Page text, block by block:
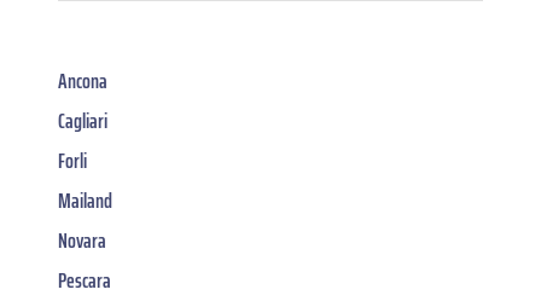
Ancona
Cagliari
Forli
Mailand
Novara
Pescara